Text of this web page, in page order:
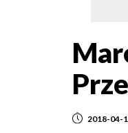
2018-04-